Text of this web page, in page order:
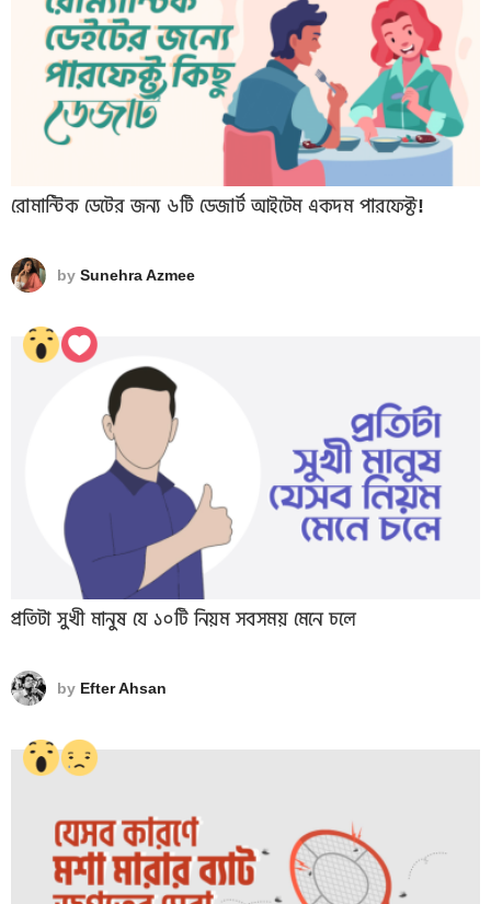
রোমান্টিক ডেটের জন্য ৬টি ডেজার্ট আইটেম একদম পারফেক্ট!
by Sunehra Azmee
প্রতিটা সুখী মানুষ যে ১০টি নিয়ম সবসময় মেনে চলে
by Efter Ahsan